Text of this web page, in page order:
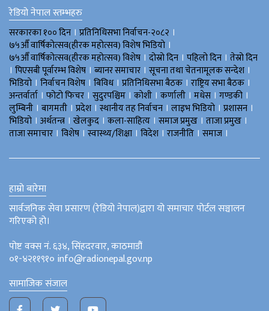
रेडियो नेपाल स्तम्भहरु
सरकारका १०० दिन । प्रतिनिधिसभा निर्वाचन-२०८२ ।
७५औँ वार्षिकोत्सव(हीरक महोत्सव) विशेष भिडियाे ।
७५औँ वार्षिकोत्सव(हीरक महोत्सव) विशेष । दोस्रो दिन । पहिलो दिन । तेस्रो दिन
। पिएसबी पूर्वारम्भ विशेष । ब्यानर समाचार । सूचना तथा चेतनामूलक सन्देश ।
भिडियाे । निर्वाचन विशेष । बिविध। प्रतिनिधिसभा बैठक । राष्ट्रिय सभा बैठक ।
अन्तर्वार्ता । फोटो फिचर । सुदुरपश्चिम । काेशी । कर्णाली । मधेस । गण्डकी ।
लुम्बिनी । बागमती । प्रदेश । स्थानीय तह निर्वाचन । लाइभ भिडियो । प्रशासन ।
भिडियो । अर्थतन्त्र । खेलकुद । कला-साहित्य । समाज प्रमुख । ताजा प्रमुख ।
ताजा समाचार । विशेष । स्वास्थ्य/शिक्षा । विदेश । राजनीति । समाज ।
हाम्रो बारेमा
सार्वजनिक सेवा प्रसारण (रेडियो नेपाल)द्वारा यो समाचार पोर्टल सञ्चालन
गरिएको हो।
पोष्ट वक्स नं. ६३४, सिंहदरवार, काठमाडौं
०१-४२११९१० info@radionepal.gov.np
सामाजिक संजाल